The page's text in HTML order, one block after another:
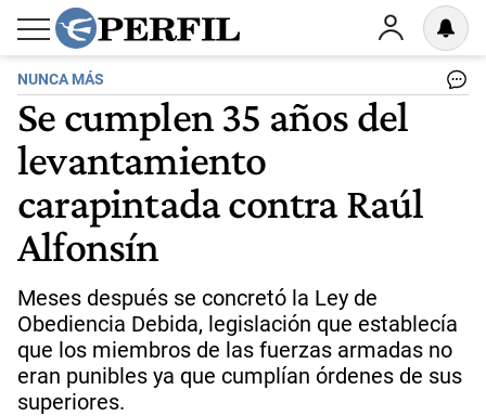
NUNCA MÁS
Se cumplen 35 años del
levantamiento
carapintada contra Raúl
Alfonsín
Meses después se concretó la Ley de
Obediencia Debida, legislación que establecía
que los miembros de las fuerzas armadas no
eran punibles ya que cumplían órdenes de sus
superiores.